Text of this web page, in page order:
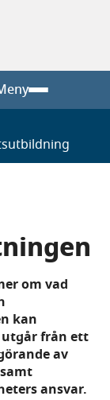
om vad
kan
från ett
av
ansvar.